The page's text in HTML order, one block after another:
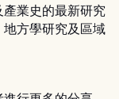
業史的最新研究
方學研究及區域